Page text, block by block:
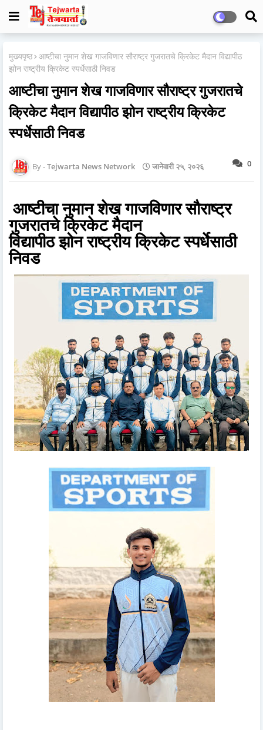
मुख्यपृष्ठ आष्टीचा नुमान शेख गाजविणार सौराष्ट्र गुजरातचे क्रिकेट मैदान विद्यापीठ
झोन राष्ट्रीय क्रिकेट स्पर्धेसाठी निवड
आष्टीचा नुमान शेख गाजविणार सौराष्ट्र गुजरातचे
क्रिकेट मैदान विद्यापीठ झोन राष्ट्रीय क्रिकेट
स्पर्धेसाठी निवड
0
Tejwarta News Network जानेवारी २५, २०२६
आष्टीचा नुमान शेख गाजविणार सौराष्ट्र
गुजरातचे क्रिकेट मैदान
विद्यापीठ झोन राष्ट्रीय क्रिकेट स्पर्धेसाठी
निवड